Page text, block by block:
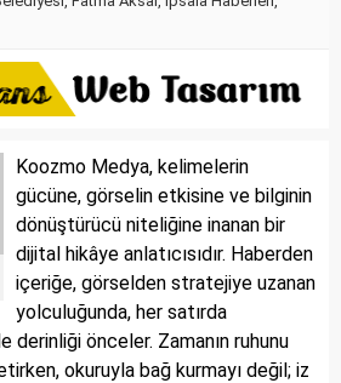
Koozmo Medya, kelimelerin
gücüne, görselin etkisine ve bilginin
dönüştürücü niteliğine inanan bir
dijital hikâye anlatıcısıdır. Haberden
içeriğe, görselden stratejiye uzanan
yolculuğunda, her satırda
derinliği önceler. Zamanın ruhunu
okuruyla bağ kurmayı değil; iz